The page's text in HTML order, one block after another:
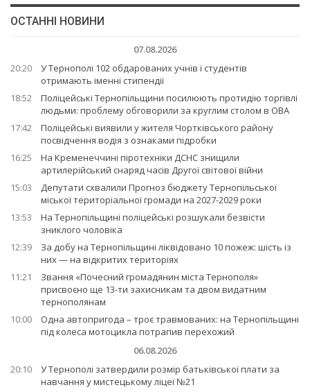
ОСТАННІ НОВИНИ
07.08.2026
20:20
У Тернополі 102 обдарованих учнів і студентів
отримають іменні стипендії
18:52
Поліцейські Тернопільщини посилюють протидію торгівлі
людьми: проблему обговорили за круглим столом в ОВА
17:42
Поліцейські виявили у жителя Чортківського району
посвідчення водія з ознаками підробки
16:25
На Кременеччині піротехніки ДСНС знищили
артилерійський снаряд часів Другої світової війни
15:03
Депутати схвалили Прогноз бюджету Тернопільської
міської територіальної громади на 2027-2029 роки
13:53
На Тернопільщині поліцейські розшукали безвісти
зниклого чоловіка
12:39
За добу на Тернопільщині ліквідовано 10 пожеж: шість із
них — на відкритих територіях
11:21
Звання «Почесний громадянин міста Тернополя»
присвоєно ще 13-ти захисникам та двом видатним
тернополянам
10:00
Одна автопригода – троє травмованих: на Тернопільщині
під колеса мотоцикла потрапив перехожий
06.08.2026
20:10
У Тернополі затвердили розмір батьківської плати за
навчання у мистецькому ліцеї №21